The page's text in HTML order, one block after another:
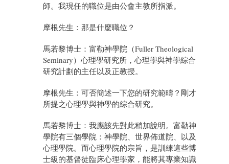
師。我現任的職位是由公會主教所指派。
摩根先生：那是什麼職位？
馬若黎博士：富勒神學院（Fuller Theological
Seminary）心理學研究所，心理學與神學綜合
研究計劃的主任以及正教授。
摩根先生：可否簡述一下您的研究範疇？剛才
所提之心理學與神學的綜合研究。
馬若黎博士：我應該先對此稍加說明。富勒神
學院有三個學院：神學院、世界佈道院、以及
心理學院。而心理學院的宗旨，是訓練這些博
士級的基督徒臨床心理學家，能將其專業知識